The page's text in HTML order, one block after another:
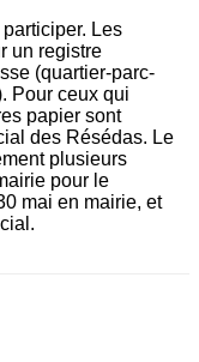
Les
un registre
(quartier-parc-
Pour ceux qui
papier sont
des Résédas. Le
plusieurs
pour le
mai en mairie, et